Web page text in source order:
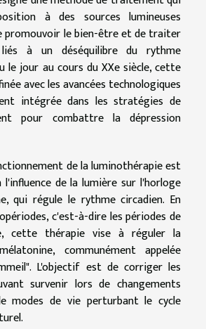
à des sources lumineuses
promouvoir le bien-être et de traiter
à un déséquilibre du rythme
le jour au cours du XXe siècle, cette
avec les avancées technologiques
intégrée dans les stratégies de
pour combattre la dépression
de la luminothérapie est
de la lumière sur l'horloge
qui régule le rythme circadien. En
c'est-à-dire les périodes de
cette thérapie vise à réguler la
communément appelée
L'objectif est de corriger les
survenir lors de changements
modes de vie perturbant le cycle